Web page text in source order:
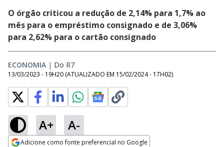
O órgão criticou a redução de 2,14% para 1,7% ao
mês para o empréstimo consignado e de 3,06%
para 2,62% para o cartão consignado
ECONOMIA | Do R7
13/03/2023 - 19H20 (ATUALIZADO EM 15/02/2024 - 17H02)
A+ A-
Adicione como fonte preferencial no Google